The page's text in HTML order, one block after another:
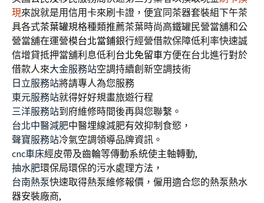
現來說就是用信用卡來刷卡證，便宜同茶器套裝組下午茶
具各式茶葉罐規格種類推薦茶葉時尚高鐵罐民營當舖和公
營當舖在運營模台北當鋪銀行經營借款保障低利率快速誠
信增貸抵押當舖利息低利台北免留車方便在台北進行對於
借款人來大金服務站空調持續創新空調技術
日立服務站將請專人為您服務
東元服務站就得好好規畫旅遊行程
三洋服務站到府維修時間後再與您聯繫。
台北中醫減肥中醫埋線減肥有效抑制食慾，
聲寶服務站冷氣空調領導品牌資訊。
cnc車床經皮帶及齒輪等傳動系統使主軸轉動,
抽水肥環保局環保的污水處理方法，
台南熱泵快速取得熱泵維修報價，僱用適合您的熱泵熱水
器安裝廠商,